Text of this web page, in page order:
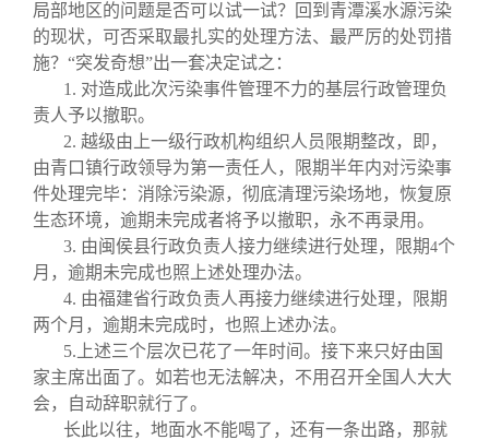
局部地区的问题是否可以试一试？回到青潭溪水源污染
的现状，可否采取最扎实的处理方法、最严厉的处罚措
施？“突发奇想”出一套决定试之：
1. 对造成此次污染事件管理不力的基层行政管理负
责人予以撤职。
2. 越级由上一级行政机构组织人员限期整改，即，
由青口镇行政领导为第一责任人，限期半年内对污染事
件处理完毕：消除污染源，彻底清理污染场地，恢复原
生态环境，逾期未完成者将予以撤职，永不再录用。
3. 由闽侯县行政负责人接力继续进行处理，限期4个
月，逾期未完成也照上述处理办法。
4. 由福建省行政负责人再接力继续进行处理，限期
两个月，逾期未完成时，也照上述办法。
5. 上述三个层次已花了一年时间。接下来只好由国
家主席出面了。如若也无法解决，不用召开全国人大大
会，自动辞职就行了。
长此以往，地面水不能喝了，还有一条出路，那就